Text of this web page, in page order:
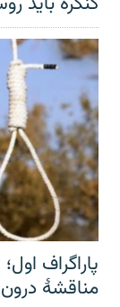
پاراگراف
مناقشهٔ